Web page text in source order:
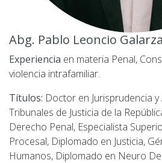
Abg. Pablo Leoncio
Experiencia en materia Penal,
violencia intrafamiliar.
Títulos: Doctor en Jurisprudencia
Tribunales de Justicia de la
Derecho Penal, Especialista
Procesal, Diplomado en Justicia,
Humanos, Diplomado en Neuro